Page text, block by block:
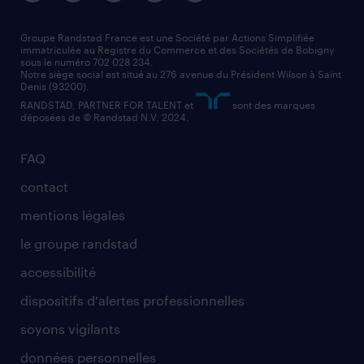
assistant administratif
comptable
faq intérim / recrutement
nos agences par région
nos cabinets de recrutement
FAQ
contact
mentions légales
le groupe randstad
accessibilité
dispositifs d'alertes professionnelles
soyons vigilants
données personnelles
Groupe Randstad France est une Société par Actions Simplifiée
immatriculée au Registre du Commerce et des Sociétés de Bobigny
sous le numéro 702 028 234.
Notre siège social est situé au 276 avenue du Président Wilson à Saint
Denis (93200).
RANDSTAD, PARTNER FOR TALENT et
sont des marques
déposées de © Randstad N.V. 2024.